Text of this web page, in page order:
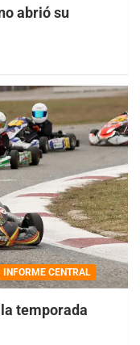
abrió su
INFORME CENTRAL
temporada